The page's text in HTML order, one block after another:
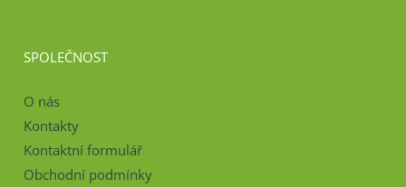
SPOLEČNOST
O nás
Kontakty
Kontaktní formulář
Obchodní podmínky